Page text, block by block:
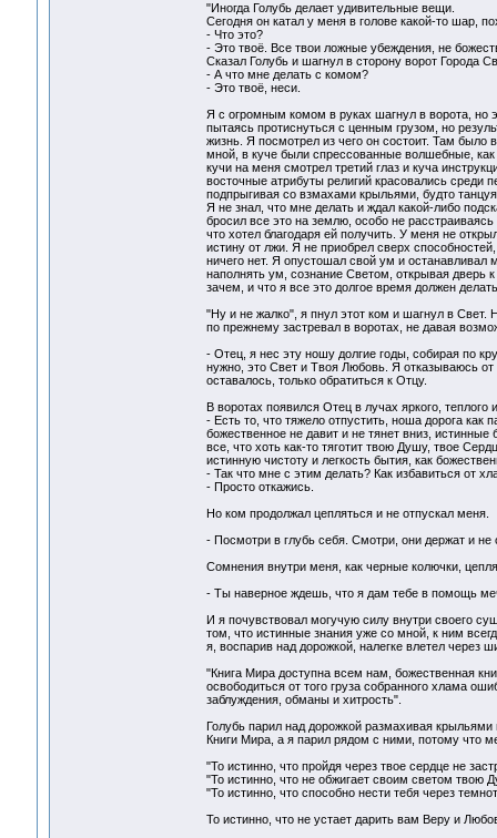
"Иногда Голубь делает удивительные вещи.
Сегодня он катал у меня в голове какой-то шар,
- Что это?
- Это твоё. Все твои ложные убеждения, не
Сказал Голубь и шагнул в сторону ворот Города
- А что мне делать с комом?
- Это твоё, неси.
Я с огромным комом в руках шагнул в ворота, но
пытаясь протиснуться с ценным грузом, но
жизнь. Я посмотрел из чего он состоит. Там было
мной, в куче были спрессованные волшебные,
кучи на меня смотрел третий глаз и куча
восточные атрибуты религий красовались среди
подпрыгивая со взмахами крыльями, будто
Я не знал, что мне делать и ждал какой-либо
бросил все это на землю, особо не
что хотел благодаря ей получить. У меня не
истину от лжи. Я не приобрел сверх
ничего нет. Я опустошал свой ум и останавливал
наполнять ум, сознание Светом, открывая дверь
зачем, и что я все это долгое время должен
"Ну и не жалко", я пнул этот ком и шагнул в
по прежнему застревал в воротах, не давая
- Отец, я нес эту ношу долгие годы, собирая по
нужно, это Свет и Твоя Любовь. Я отказываюсь
оставалось, только обратиться к Отцу.
В воротах появился Отец в лучах яркого, теплого
- Есть то, что тяжело отпустить, ноша дорога как
божественное не давит и не тянет вниз,
все, что хоть как-то тяготит твою Душу, твое
истинную чистоту и легкость бытия, как
- Так что мне с этим делать? Как избавиться от
- Просто откажись.
Но ком продолжал цепляться и не отпускал меня.
- Посмотри в глубь себя. Смотри, они держат и не
Сомнения внутри меня, как черные колючки,
- Ты наверное ждешь, что я дам тебе в помощь
И я почувствовал могучую силу внутри своего
том, что истинные знания уже со мной, к ним
я, воспарив над дорожкой, налегке влетел через
"Книга Мира доступна всем нам, божественная
освободиться от того груза собранного хлама
заблуждения, обманы и хитрость".
Голубь парил над дорожкой размахивая
Книги Мира, а я парил рядом с ними, потому что
"То истинно, что пройдя через твое сердце не
"То истинно, что не обжигает своим светом твою
"То истинно, что способно нести тебя через
То истинно, что не устает дарить вам Веру и